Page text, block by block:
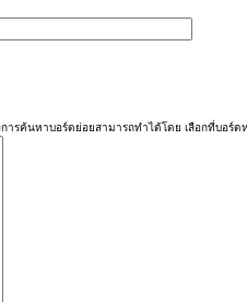
ารค้นหาบอร์ดย่อยสามารถทำได้โดย เลือกที่บอร์